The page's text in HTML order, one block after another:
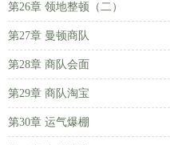
第26章 领地整顿（二）
第27章 曼顿商队
第28章 商队会面
第29章 商队淘宝
第30章 运气爆棚